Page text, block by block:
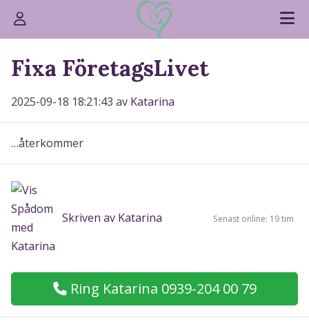
Fixa FöretagsLivet
2025-09-18 18:21:43 av Katarina
…återkommer
Skriven av Katarina Senast online: 19 tim
Ring Katarina 0939-204 00 79